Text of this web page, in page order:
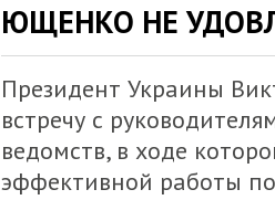
ЮЩЕНКО НЕ
Президент Украины
встречу с
ведомств, в ходе
эффективной работы